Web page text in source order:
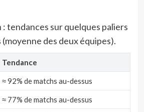
tendances sur quelques paliers
des deux équipes).
Tendance
≈ 92% de matchs au-dessus
≈ 77% de matchs au-dessus